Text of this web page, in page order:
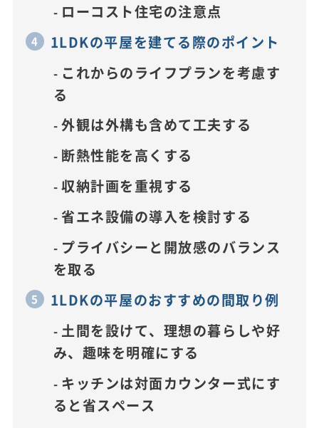
ローコスト住宅の注意点
1LDKの平屋を建てる際のポイント
これからのライフプランを考慮す
る
外観は外構も含めて工夫する
断熱性能を高くする
収納計画を重視する
省エネ設備の導入を検討する
プライバシーと開放感のバランス
を取る
1LDKの平屋のおすすめの間取り例
土間を設けて、理想の暮らしや好
み、趣味を明確にする
キッチンは対面カウンター式にす
ると省スペース